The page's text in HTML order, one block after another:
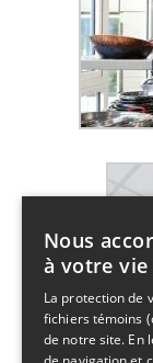
Nous
à votre vie
La protection de
fichiers témoins
de notre site. En